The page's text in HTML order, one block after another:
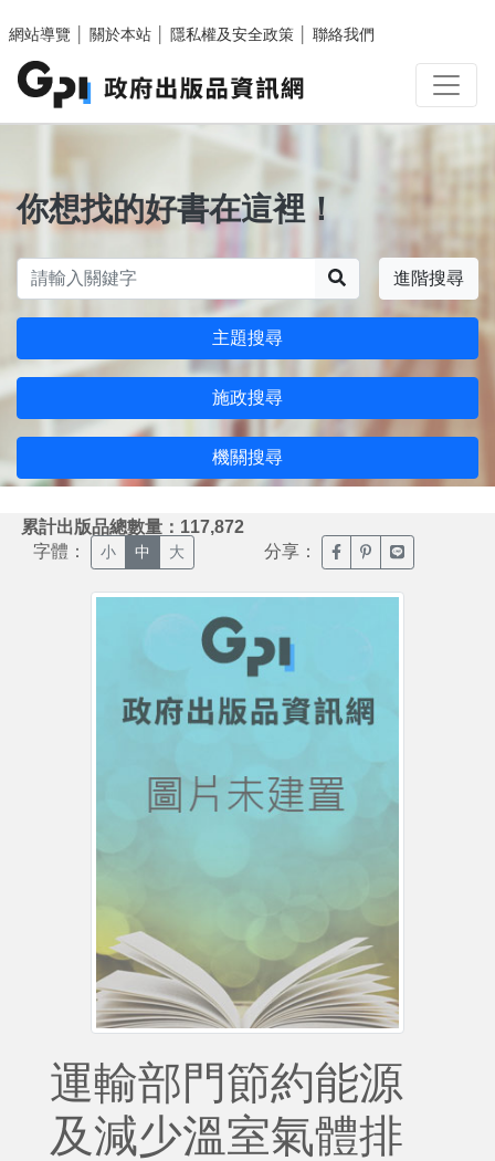
網站導覽
關於本站 隱私權及安全政策 聯絡我們
你想找的好書在這裡！
進階搜尋
主題搜尋
施政搜尋
機關搜尋
累計出版品總數量：117,872
字體： 小 中 大 分享： 臉書分享(另開新視窗)
噗浪分享(另開新
Line分享(另
運輸部門節約能源
及減少溫室氣體排